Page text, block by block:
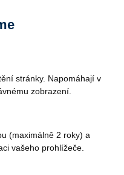
stránky. Napomáhají v
zobrazení.
(maximálně 2 roky) a
vašeho prohlížeče.